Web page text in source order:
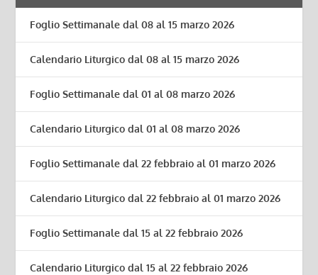
Foglio Settimanale dal 08 al 15 marzo 2026
Calendario Liturgico dal 08 al 15 marzo 2026
Foglio Settimanale dal 01 al 08 marzo 2026
Calendario Liturgico dal 01 al 08 marzo 2026
Foglio Settimanale dal 22 febbraio al 01 marzo 2026
Calendario Liturgico dal 22 febbraio al 01 marzo 2026
Foglio Settimanale dal 15 al 22 febbraio 2026
Calendario Liturgico dal 15 al 22 febbraio 2026